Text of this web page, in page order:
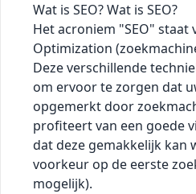
Wat is SEO? Wat is SEO?
Het acroniem "SEO" staat
Optimization
Deze verschillende
om ervoor te zorgen dat
opgemerkt door
profiteert van een goede
dat deze gemakkelijk kan
voorkeur op de eerste
mogelijk).